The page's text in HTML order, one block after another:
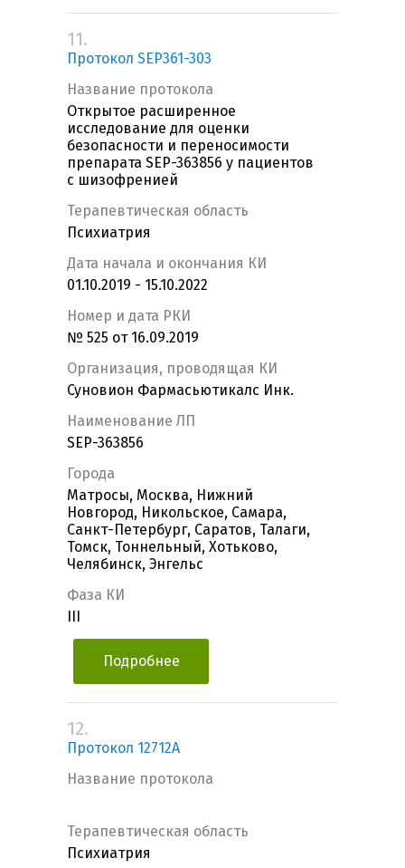
11.
Протокол SEP361-303
Название протокола
Открытое расширенное
исследование для оценки
безопасности и переносимости
препарата SEP-363856 у пациентов
с шизофренией
Терапевтическая область
Психиатрия
Дата начала и окончания КИ
01.10.2019 - 15.10.2022
Номер и дата РКИ
№ 525 от 16.09.2019
Организация, проводящая КИ
Суновион Фармасьютикалс Инк.
Наименование ЛП
SEP-363856
Города
Матросы, Москва, Нижний
Новгород, Никольское, Самара,
Санкт-Петербург, Саратов, Талаги,
Томск, Тоннельный, Хотьково,
Челябинск, Энгельс
Фаза КИ
Подробнее
12.
Протокол 12712А
Название протокола
Терапевтическая область
Психиатрия